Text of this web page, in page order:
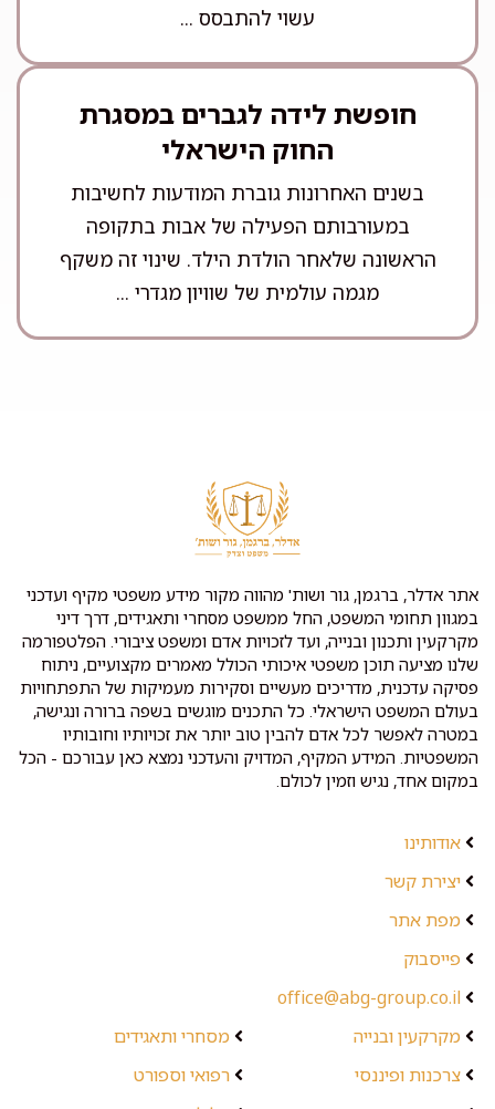
עשוי להתבסס ...
חופשת לידה לגברים במסגרת
החוק הישראלי
בשנים האחרונות גוברת המודעות לחשיבות
במעורבותם הפעילה של אבות בתקופה
הראשונה שלאחר הולדת הילד. שינוי זה משקף
מגמה עולמית של שוויון מגדרי ...
אתר אדלר, ברגמן, גור ושות' מהווה מקור מידע משפטי מקיף ועדכני
במגוון תחומי המשפט, החל ממשפט מסחרי ותאגידים, דרך דיני
מקרקעין ותכנון ובנייה, ועד לזכויות אדם ומשפט ציבורי. הפלטפורמה
שלנו מציעה תוכן משפטי איכותי הכולל מאמרים מקצועיים, ניתוח
פסיקה עדכנית, מדריכים מעשיים וסקירות מעמיקות של התפתחויות
בעולם המשפט הישראלי. כל התכנים מוגשים בשפה ברורה ונגישה,
במטרה לאפשר לכל אדם להבין טוב יותר את זכויותיו וחובותיו
המשפטיות. המידע המקיף, המדויק והעדכני נמצא כאן עבורכם - הכל
במקום אחד, נגיש וזמין לכולם.
אודותינו
יצירת קשר
מפת אתר
פייסבוק
office@abg-group.co.il
מקרקעין ובנייה
צרכנות ופיננסי
מסחרי ותאגידים
רפואי וספורט